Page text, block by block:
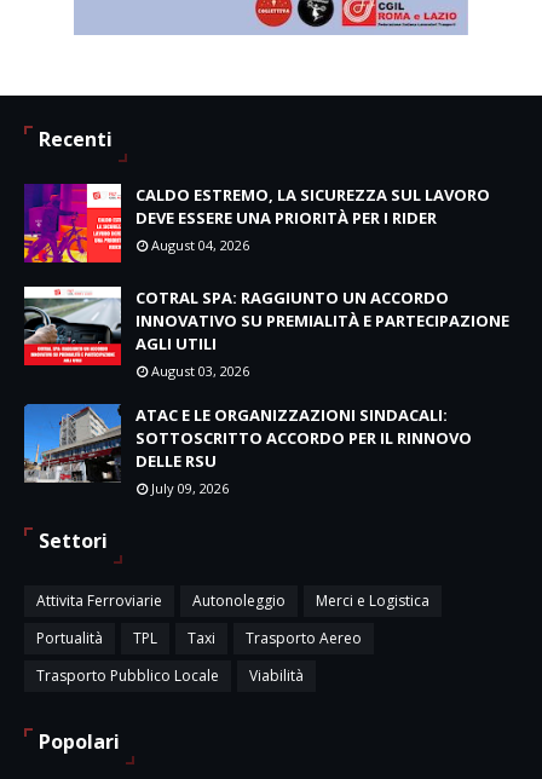
Recenti
CALDO ESTREMO, LA SICUREZZA SUL LAVORO
DEVE ESSERE UNA PRIORITÀ PER I RIDER
August 04, 2026
COTRAL SPA: RAGGIUNTO UN ACCORDO
INNOVATIVO SU PREMIALITÀ E PARTECIPAZIONE
AGLI UTILI
August 03, 2026
ATAC E LE ORGANIZZAZIONI SINDACALI:
SOTTOSCRITTO ACCORDO PER IL RINNOVO
DELLE RSU
July 09, 2026
Settori
Attivita Ferroviarie Autonoleggio
Merci e Logistica
Portualità
TPL Taxi
Trasporto Aereo
Trasporto Pubblico Locale
Viabilità
Popolari